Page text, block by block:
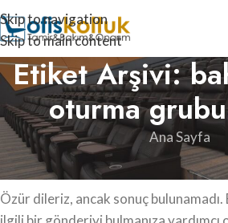
Skip to navigation
Skip to main content
Etiket Arşivi:
oturma
Ana Sayfa
Hiçbirşey Bulunamadı
Özür dileriz, ancak sonuç